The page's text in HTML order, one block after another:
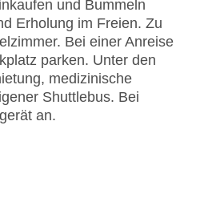
und Bummeln
Erholung im Freien. Zu
Bei einer Anreise
parken. Unter den
medizinische
Shuttlebus. Bei
an.